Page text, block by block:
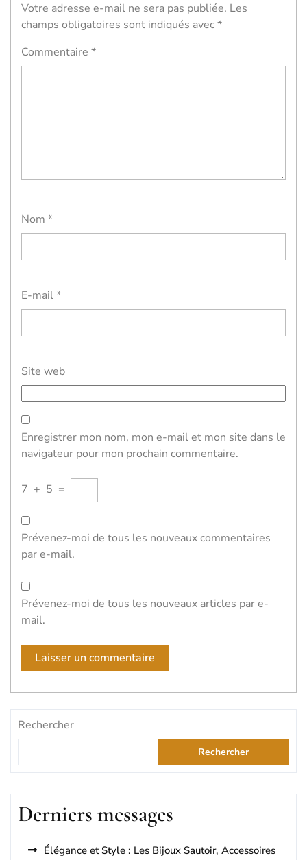
Votre adresse e-mail ne sera pas publiée. Les
champs obligatoires sont indiqués avec*
Commentaire *
Nom *
E-mail*
Site web
Enregistrer mon nom, mon e-mail et mon site dans le
navigateur pour mon prochain commentaire.
7 + 5 =
Prévenez-moi de tous les nouveaux commentaires
par e-mail.
Prévenez-moi de tous les nouveaux articles par e-
mail.
Rechercher
Rechercher
Derniers messages
Élégance et Style : Les Bijoux Sautoir, Accessoires